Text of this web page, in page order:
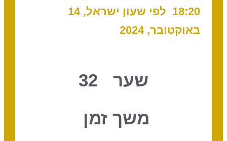
18:20 לפי שעון ישראל, 14
באוקטובר, 2024
שער 32
משך זמן